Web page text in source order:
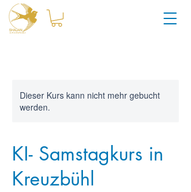
Dieser Kurs kann nicht mehr gebucht
werden.
KI- Samstagkurs in
Kreuzbühl